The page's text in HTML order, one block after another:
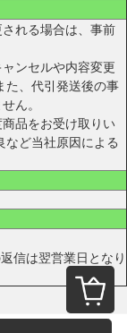
れる場合は、事前
ンセルや内容変更
た、代引発送後の事
ん。
品をお受け取りい
ど当社原因による
信は翌営業日となり